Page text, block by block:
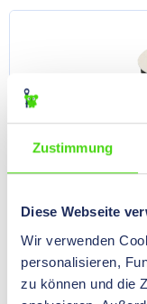
Zustimmung
Diese Webseite
Wir verwenden
personalisieren,
zu können und die
ONE-WRAP®
VELCRO® VE /
schwarz
64000